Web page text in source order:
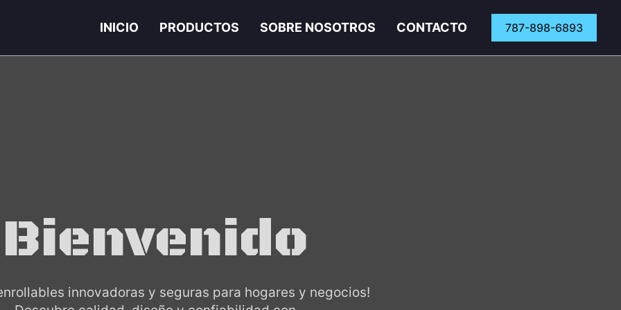
INICIO PRODUCTOS SOBRE NOSOTROS CONTACTO 787-898-6893
Bienvenido
innovadoras y seguras para hogares y negocios!